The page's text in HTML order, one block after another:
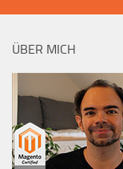
ÜBER MICH